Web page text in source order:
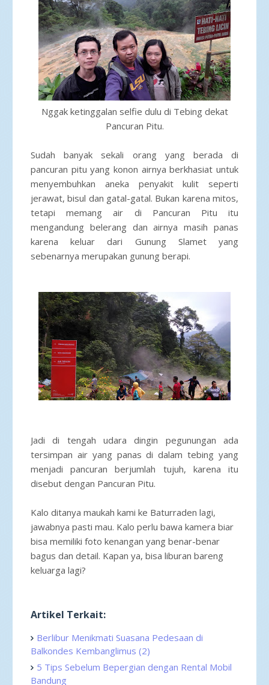
Nggak ketinggalan selfie dulu di Tebing dekat
Pancuran Pitu.
Sudah banyak sekali orang yang berada di
pancuran pitu yang konon airnya berkhasiat untuk
menyembuhkan aneka penyakit kulit seperti
jerawat, bisul dan gatal-gatal. Bukan karena mitos,
tetapi memang air di Pancuran Pitu itu
mengandung belerang dan airnya masih panas
karena keluar dari Gunung Slamet yang
sebenarnya merupakan gunung berapi.
Jadi di tengah udara dingin pegunungan ada
tersimpan air yang panas di dalam tebing yang
menjadi pancuran berjumlah tujuh, karena itu
disebut dengan Pancuran Pitu.
Kalo ditanya maukah kami ke Baturraden lagi,
jawabnya pasti mau. Kalo perlu bawa kamera biar
bisa memiliki foto kenangan yang benar-benar
bagus dan detail. Kapan ya, bisa liburan bareng
keluarga lagi?
Artikel Terkait:
Berlibur Menikmati Suasana Pedesaan di
Balkondes Kembanglimus (2)
5 Tips Sebelum Bepergian dengan Rental Mobil
Bandung